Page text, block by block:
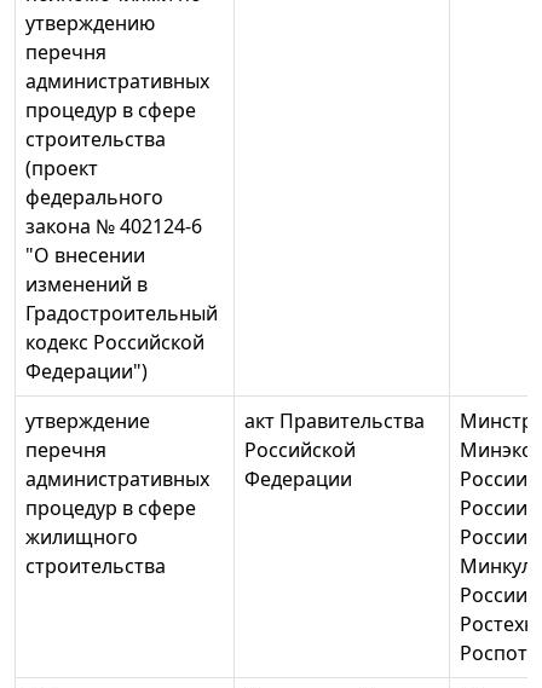
утверждению
перечня
административных
процедур в сфере
строительства
(проект
федерального
закона № 402124-6
"О внесении
изменений в
Градостроительный
кодекс Российской
Федерации")
утверждение
перечня
административных
процедур в сфере
жилищного
строительства
акт Правительства
Российской
Федерации
России,
России,
России,
России,